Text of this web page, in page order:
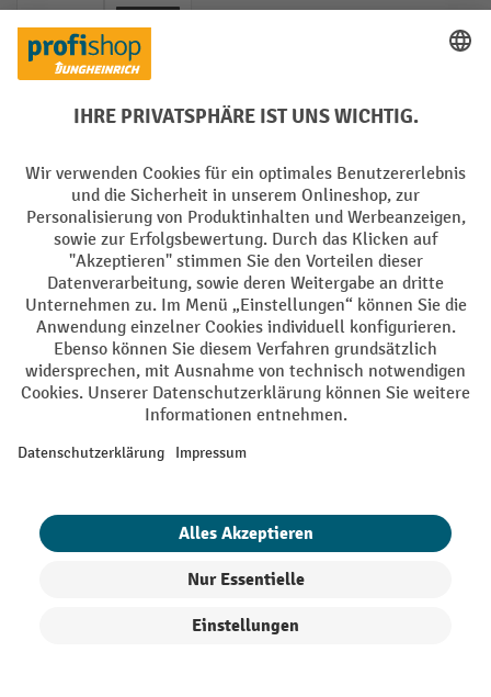
Vorkasse Twint
Sprachen
DE FR
AGB Impressum Datenschutz Privacy Settings
Alle Preise exkl. gesetzl. Mehrwertsteuer zzgl.Versandkosten
oder Gutscheinen ist nicht möglich. | ² Der Rabatt wird einmalig bei
Erstregistrierung für den Newsletter gewährt. Der Gutschein ist 10
eingelöst werden. Die Höhe des Rabatts variiert je nach
Arbeitsschutz | 5% auf Werkstatt, Betrieb, Transport, Stapeln und